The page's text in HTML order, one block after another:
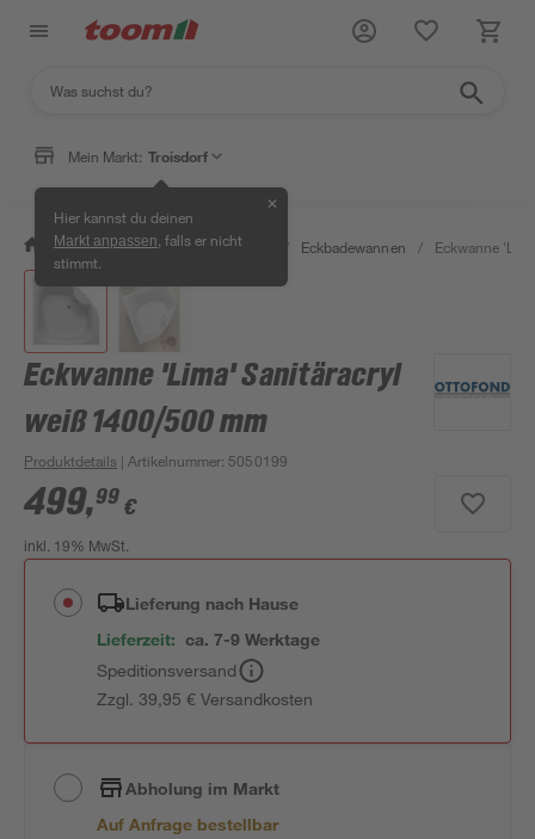
Mein Markt: Troisdorf
Hier kannst du deinen
Markt anpassen , falls er nicht
stimmt.
✕
/ Bad & Sanitär / Badewannen / Eckbadewannen / Eckwanne
Eckwanne 'Lima' Sanitäracryl
weiß 1400/500 mm
Produktdetails | Artikelnummer: 5050199
499,99 €
inkl. 19% MwSt.
Lieferung nach Hause
Lieferzeit: ca. 7-9 Werktage
Speditionsversand
Zzgl. 39,95 € Versandkosten
Abholung im Markt
Auf Anfrage bestellbar